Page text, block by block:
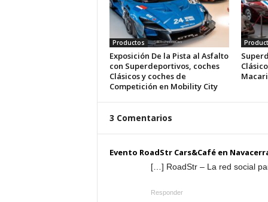
Productos
Exposición De la Pista al Asfalto
con Superdeportivos, coches
Clásicos y coches de
Competición en Mobility City
3 Comentarios
Evento RoadStr Cars&Café en
[…] RoadStr – La red social
Responder